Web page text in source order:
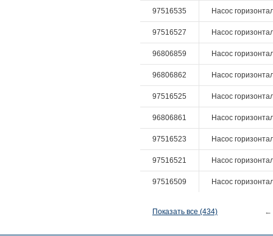
97516535 Насос
97516527 Насос
96806859 Насос
96806862 Насос
97516525 Насос
96806861 Насос
97516523 Насос
97516521 Насос
97516509 Насос
Показать все (434) ←